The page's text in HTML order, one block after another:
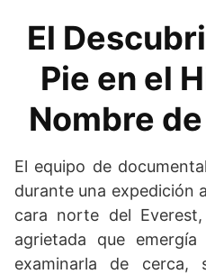
El
Pie en el
Nombre
El equipo de
durante una expedición
cara norte del
agrietada que
examinarla de cerca,